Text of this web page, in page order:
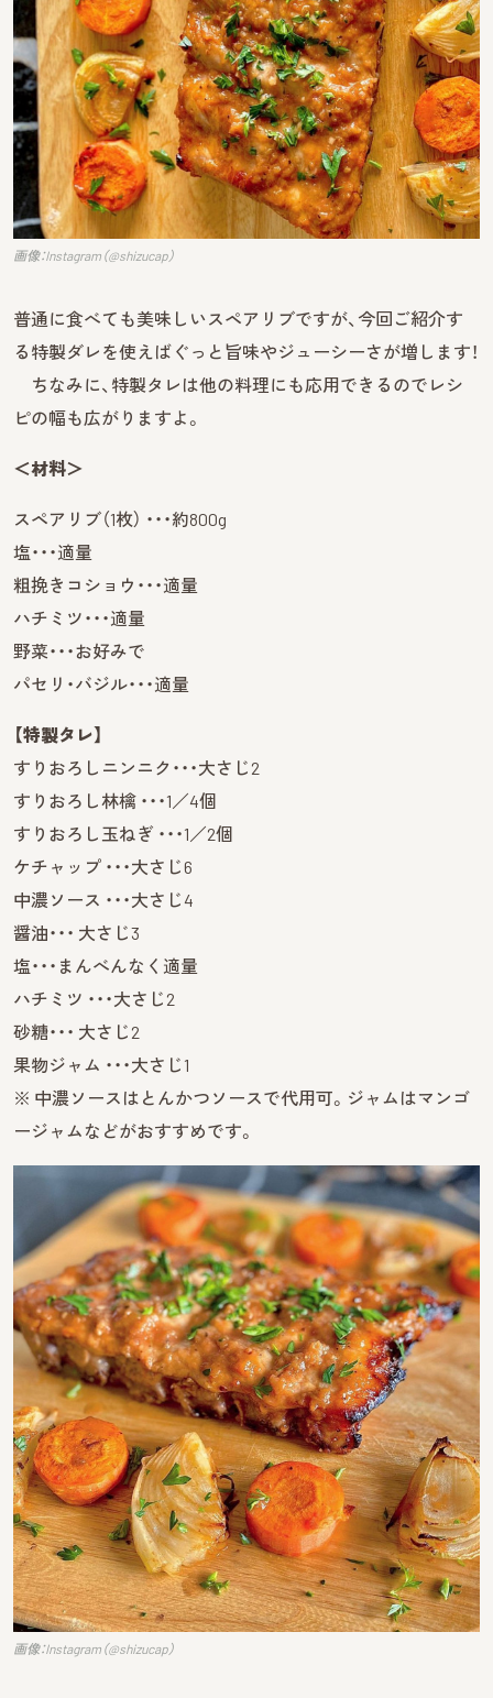
画像：Instagram（@shizucap）
普通に食べても美味しいスペアリブですが、今回ご紹介す
る特製ダレを使えばぐっと旨味やジューシーさが増します！
ちなみに、特製タレは他の料理にも応用できるのでレシ
ピの幅も広がりますよ。
＜材料＞
スペアリブ（1枚） ・・・約800g
塩・・・適量
粗挽きコショウ・・・適量
ハチミツ・・・適量
野菜・・・お好みで
パセリ・バジル・・・適量
【特製タレ】
すりおろしニンニク・・・大さじ2
すりおろし林檎 ・・・1／4個
すりおろし玉ねぎ ・・・1／2個
ケチャップ ・・・大さじ6
中濃ソース ・・・大さじ4
醤油・・・ 大さじ3
塩・・・まんべんなく適量
ハチミツ ・・・大さじ2
砂糖・・・ 大さじ2
果物ジャム ・・・大さじ1
※ 中濃ソースはとんかつソースで代用可。ジャムはマンゴ
ージャムなどがおすすめです。
画像：Instagram（@shizucap）